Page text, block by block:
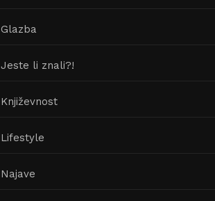
Glazba
Jeste li znali?!
Književnost
Lifestyle
Najave
Časopis The Split Mind traži